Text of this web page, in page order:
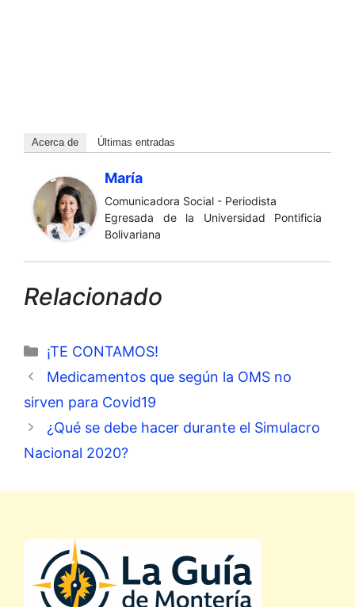
Acerca de Últimas entradas
María
Comunicadora Social - Periodista
Egresada de la Universidad Pontificia
Bolivariana
Relacionado
Categorías
¡TE CONTAMOS!
Medicamentos que según la OMS no
sirven para Covid19
¿Qué se debe hacer durante el Simulacro
Nacional 2020?